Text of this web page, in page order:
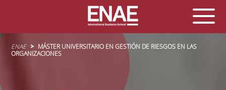
Sobrescribir enlaces de ayuda a la navegación
ENAE
MÁSTER UNIVERSITARIO EN GESTIÓN DE RIESGOS EN LAS
ORGANIZACIONES